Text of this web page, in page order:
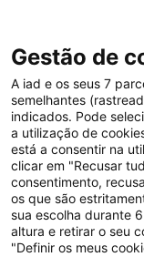
Dicas
Gestão de
A iad e os seus 7
semelhantes
indicados. Pode
a utilização de
está a consentir na
clicar em "Recusar
consentimento,
os que são
sua escolha durante
altura e retirar o seu
"Definir os meus